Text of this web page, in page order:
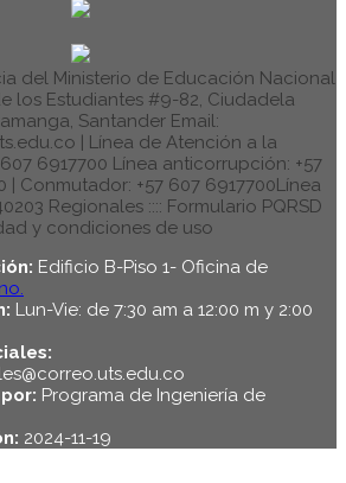
del Ministerio de Educación Nacional
los Estudiantes #9-82, Ciudadela
Santander Email:
| Línea de Atención a la
6917700 Línea anticorrupción: +57
| Conmutador: +57 607 6917700Línea
Regionales :::: Formulario PQRSD
y condiciones de uso
Edificio B-Piso 1- Oficina de
Lun-Vie: de 7:30 am a 12:00 m y 2:00
Programa de Ingeniería de
2024-11-19